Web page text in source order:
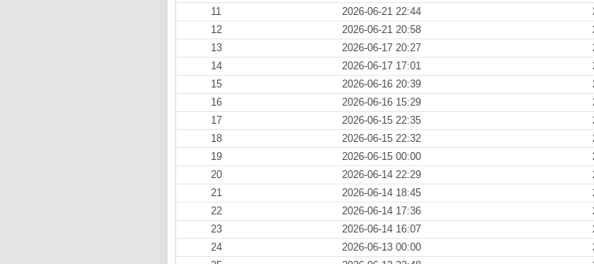
11
2026-06-21 22:44
12
2026-06-21 20:58
13
2026-06-17 20:27
14
2026-06-17 17:01
15
2026-06-16 20:39
16
2026-06-16 15:29
17
2026-06-15 22:35
18
2026-06-15 22:32
19
2026-06-15 00:00
20
2026-06-14 22:29
21
2026-06-14 18:45
22
2026-06-14 17:36
23
2026-06-14 16:07
24
2026-06-13 00:00